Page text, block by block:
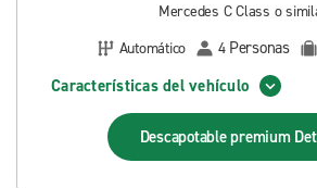
Mercedes C Class o
Automático
4 Personas
Características del vehículo
Descapotable premium